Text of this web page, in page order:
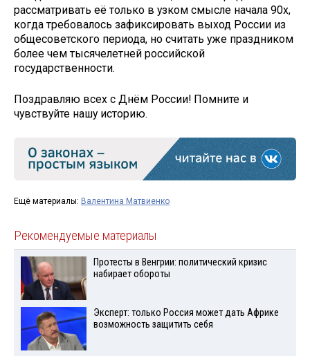
рассматривать её только в узком смысле начала 90­х,
когда требовалось зафиксировать выход России из
общесоветского периода, но считать уже праздником
более чем тысячелетней российской
государственности.
Поздравляю всех с Днём России! Помните и
чувствуйте нашу историю.
Ещё материалы: Валентина Матвиенко
Рекомендуемые материалы
Протесты в Венгрии: политический кризис
набирает обороты
Эксперт: только Россия может дать Африке
возможность защитить себя